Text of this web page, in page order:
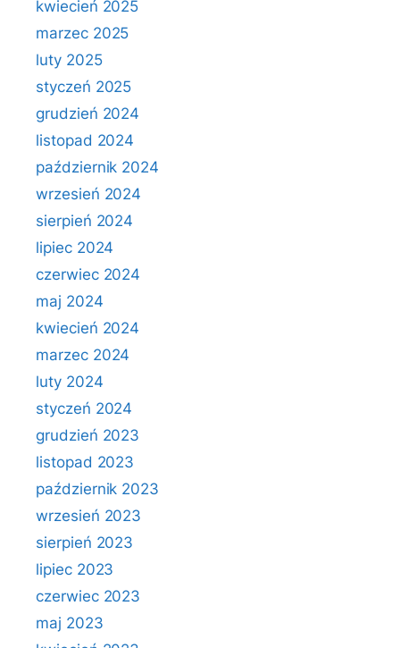
kwiecień 2025
marzec 2025
luty 2025
styczeń 2025
grudzień 2024
listopad 2024
październik 2024
wrzesień 2024
sierpień 2024
lipiec 2024
czerwiec 2024
maj 2024
kwiecień 2024
marzec 2024
luty 2024
styczeń 2024
grudzień 2023
listopad 2023
październik 2023
wrzesień 2023
sierpień 2023
lipiec 2023
czerwiec 2023
maj 2023